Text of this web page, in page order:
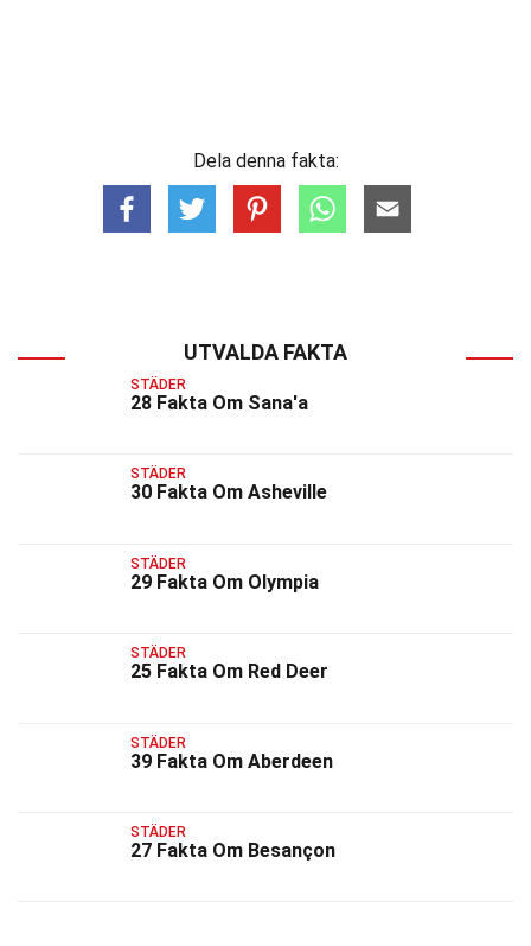
Dela denna fakta:
UTVALDA FAKTA
STÄDER
28 Fakta Om Sana'a
STÄDER
30 Fakta Om Asheville
STÄDER
29 Fakta Om Olympia
STÄDER
25 Fakta Om Red Deer
STÄDER
39 Fakta Om Aberdeen
STÄDER
27 Fakta Om Besançon